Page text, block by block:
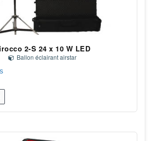
2-S 24 x 10 W LED
Ballon éclairant airstar